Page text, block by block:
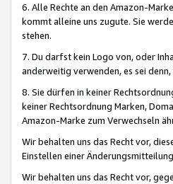
6. Alle Rechte an den Amazon-
kommt alleine uns zugute. Sie
stehen.
7. Du darfst kein Logo von, oder
anderweitig verwenden, es sei
8. Sie dürfen in keiner
keiner Rechtsordnung Marken,
Amazon-Marke zum Verwechseln
Wir behalten uns das Recht vor,
Einstellen einer
Wir behalten uns das Recht vor,